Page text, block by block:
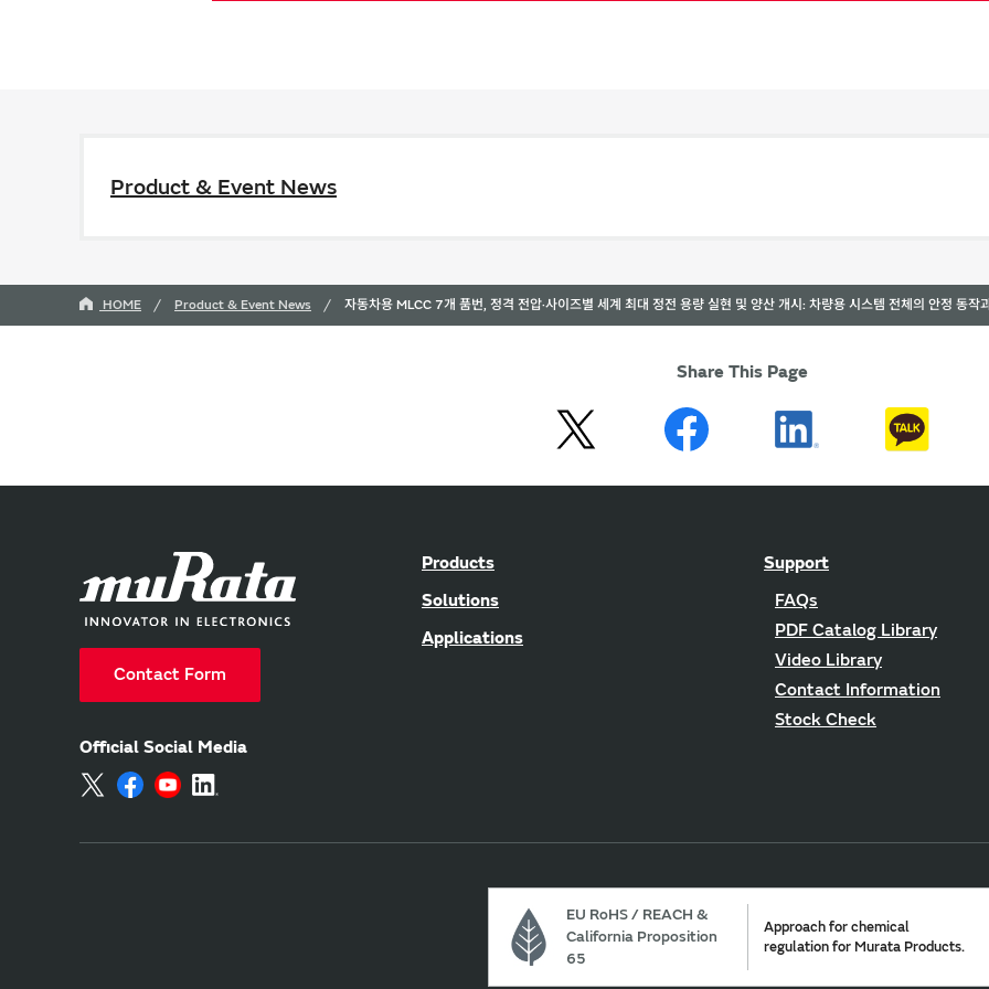
Product & Event News
HOME Product & Event News 자동차용 MLCC 7개 품번, 정격 전압·사이즈별 세계 최대 정전 용량 실현 및 양산 개시: 차량용 시스템 전체의 안정 동작
Share This Page
Contact Form
Official Social Media
Products
Solutions
Applications
Support
FAQs
PDF Catalog Library
Video Library
Contact Information
Stock Check
EU RoHS / REACH &
California Proposition
65
Approach for chemical
regulation for Murata Products.